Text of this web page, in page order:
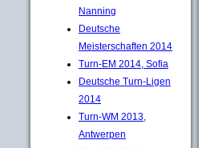
Nanning
Deutsche
Meisterschaften 2014
Turn-EM 2014, Sofia
Deutsche Turn-Ligen
2014
Turn-WM 2013,
Antwerpen